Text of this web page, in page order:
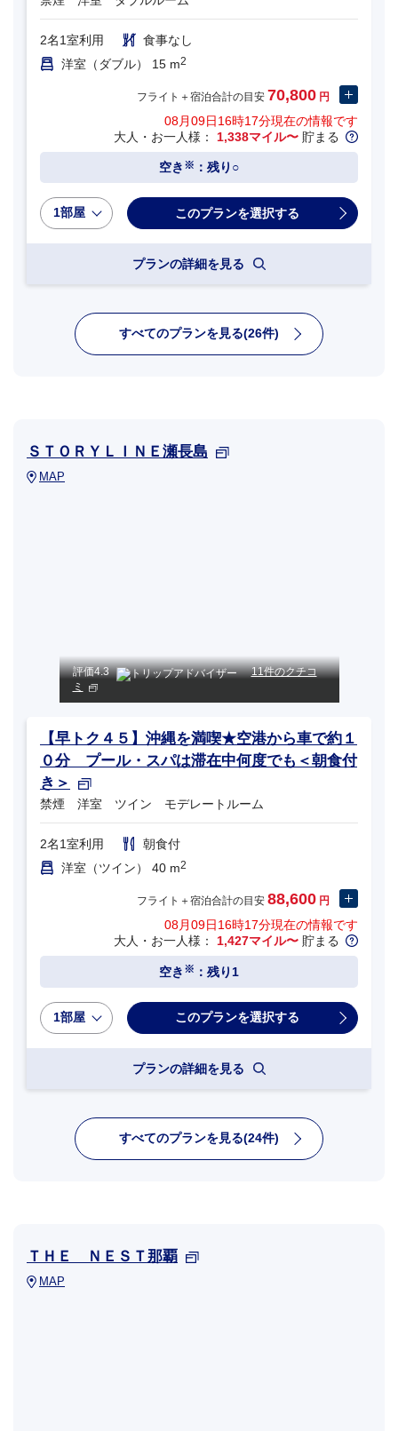
2名1室利用
食事なし
洋室（ダブル） 15 m2
フライト＋宿泊合計の目安 70,800 円
08月09日16時17分現在の情報です
大人・お一人様： 1,338マイル〜 貯まる
空き ※ ：残り○
1部屋
プランの詳細を見る
すべてのプランを見る(26件)
ＳＴＯＲＹＬＩＮＥ瀬長島
MAP
評価4.3
11件のクチコ
ミ
【早トク４５】沖縄を満喫★空港から車で約１
０分 プール・スパは滞在中何度でも＜朝食付
き＞
禁煙 洋室 ツイン モデレートルーム
2名1室利用
朝食付
洋室（ツイン） 40 m2
フライト＋宿泊合計の目安 88,600 円
08月09日16時17分現在の情報です
大人・お一人様： 1,427マイル〜 貯まる
空き ※ ：残り1
1部屋
プランの詳細を見る
すべてのプランを見る(24件)
ＴＨＥ ＮＥＳＴ那覇
MAP